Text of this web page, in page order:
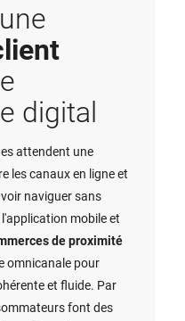
digital
attendent une
les canaux en ligne et
naviguer sans
l'application mobile et
de proximité
omnicanale pour
et fluide. Par
font des